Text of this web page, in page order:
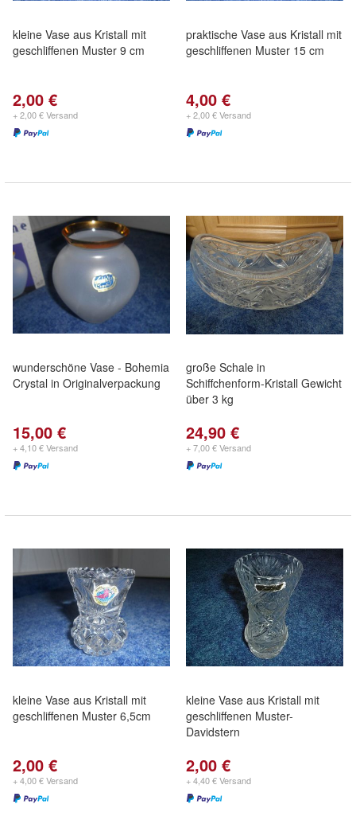
kleine Vase aus Kristall mit
geschliffenen Muster 9 cm
2,00 €
+ 2,00 € Versand
praktische Vase aus Kristall mit
geschliffenen Muster 15 cm
4,00 €
+ 2,00 € Versand
wunderschöne Vase - Bohemia
Crystal in Originalverpackung
15,00 €
+ 4,10 € Versand
große Schale in
Schiffchenform-Kristall Gewicht
über 3 kg
24,90 €
+ 7,00 € Versand
kleine Vase aus Kristall mit
geschliffenen Muster 6,5cm
2,00 €
+ 4,00 € Versand
kleine Vase aus Kristall mit
geschliffenen Muster-
Davidstern
2,00 €
+ 4,40 € Versand